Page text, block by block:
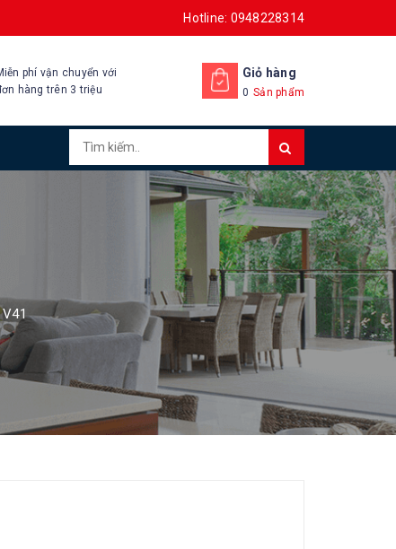
Hotline: 0948228314
phí vận chuyển với
hàng trên 3 triệu
Giỏ hàng
0 Sản phẩm